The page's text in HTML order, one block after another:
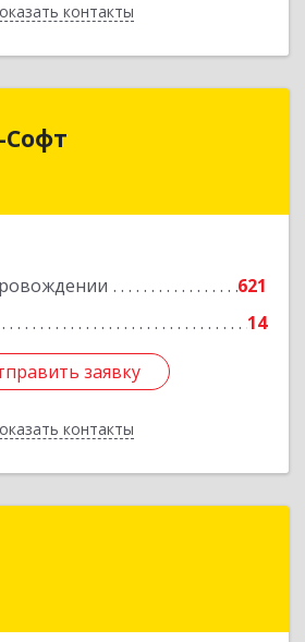
контакты
Назад
621
14
заявку
контакты
обл, Тамбов г, Советская
заявку
Назад